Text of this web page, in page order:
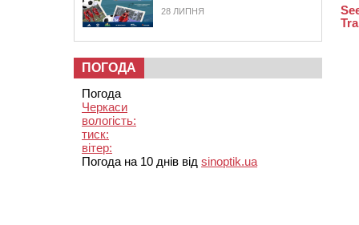
28 ЛИПНЯ
ПОГОДА
Погода
Черкаси
вологість:
тиск:
вітер:
Погода на 10 днів від sinoptik.ua